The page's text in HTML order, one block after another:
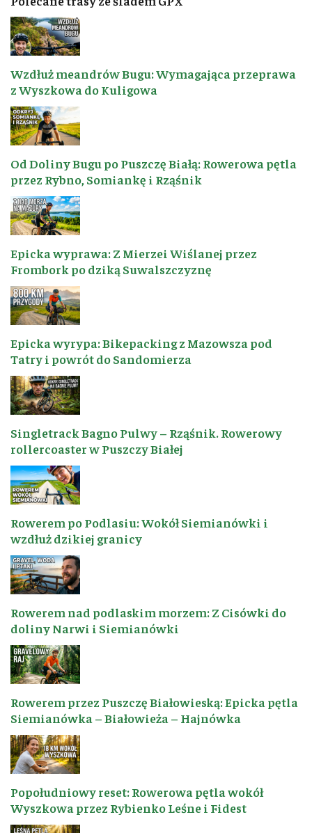
Wzdłuż meandrów Bugu: Wymagająca przeprawa
z Wyszkowa do Kuligowa
Od Doliny Bugu po Puszczę Białą: Rowerowa pętla
przez Rybno, Somiankę i Rząśnik
Epicka wyprawa: Z Mierzei Wiślanej przez
Frombork po dziką Suwalszczyznę
Epicka wyrypa: Bikepacking z Mazowsza pod
Tatry i powrót do Sandomierza
Singletrack Bagno Pulwy – Rząśnik. Rowerowy
rollercoaster w Puszczy Białej
Rowerem po Podlasiu: Wokół Siemianówki i
wzdłuż dzikiej granicy
Rowerem nad podlaskim morzem: Z Cisówki do
doliny Narwi i Siemianówki
Rowerem przez Puszczę Białowieską: Epicka pętla
Siemianówka – Białowieża – Hajnówka
Popołudniowy reset: Rowerowa pętla wokół
Wyszkowa przez Rybienko Leśne i Fidest